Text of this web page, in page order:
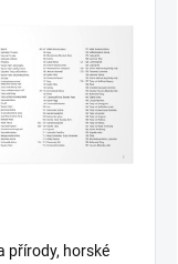
přírody, horské